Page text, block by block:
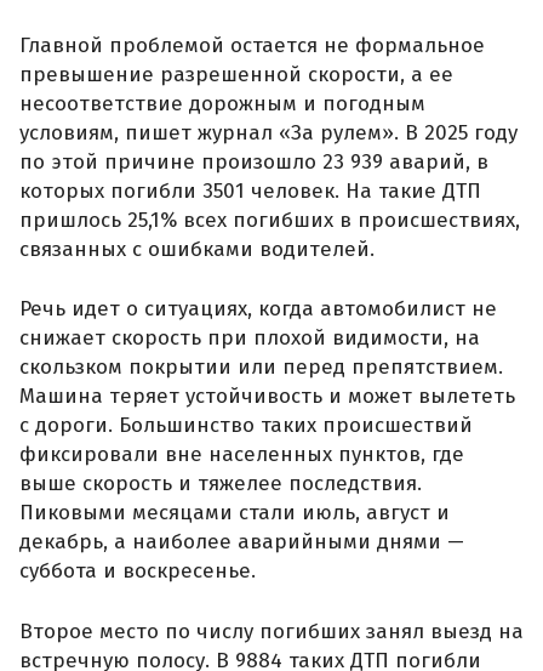
Главной проблемой остается не формальное
превышение разрешенной скорости, а ее
несоответствие дорожным и погодным
условиям, пишет журнал «За рулем». В 2025 году
по этой причине произошло 23 939 аварий, в
которых погибли 3501 человек. На такие ДТП
пришлось 25,1% всех погибших в происшествиях,
связанных с ошибками водителей.
Речь идет о ситуациях, когда автомобилист не
снижает скорость при плохой видимости, на
скользком покрытии или перед препятствием.
Машина теряет устойчивость и может вылететь
с дороги. Большинство таких происшествий
фиксировали вне населенных пунктов, где
выше скорость и тяжелее последствия.
Пиковыми месяцами стали июль, август и
декабрь, а наиболее аварийными днями —
суббота и воскресенье.
Второе место по числу погибших занял выезд на
встречную полосу. В 9884 таких ДТП погибли